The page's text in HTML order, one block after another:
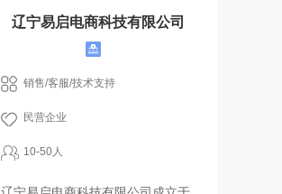
辽宁易启电商科技有限公司
销售/客服/技术支持
民营企业
10-50人